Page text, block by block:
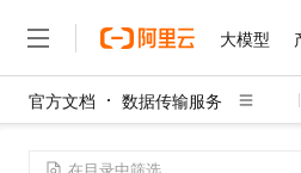
大模型
官方文档 数据传输服务
大模型
产品
解决方案
权益
定价
云市场
伙伴
服务
了解阿里云